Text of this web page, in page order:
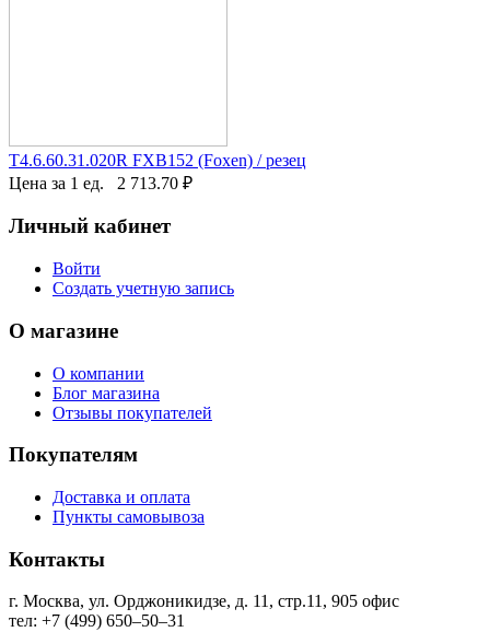
T4.6.60.31.020R FXB152 (Foxen) / резец
Цена за 1 ед.
2 713.70 ₽
Личный кабинет
Войти
Создать учетную запись
О магазине
О компании
Блог магазина
Отзывы покупателей
Покупателям
Доставка и оплата
Пункты самовывоза
Контакты
г. Москва, ул. Орджоникидзе, д. 11, стр.11, ​905 офис
тел: +7 (499) 650‒50‒31